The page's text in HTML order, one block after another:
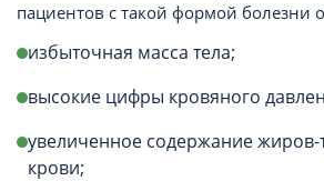
пациентов с такой формой болезни
избыточная масса тела;
высокие цифры кровяного
увеличенное содержание жиров-
крови;